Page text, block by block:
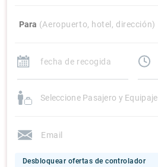
Para (Aeropuerto, hotel, dirección)
Seleccione Pasajero y Equipaje
Desbloquear ofertas de controlador